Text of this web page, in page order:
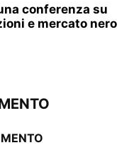
conferenza su
e mercato nero